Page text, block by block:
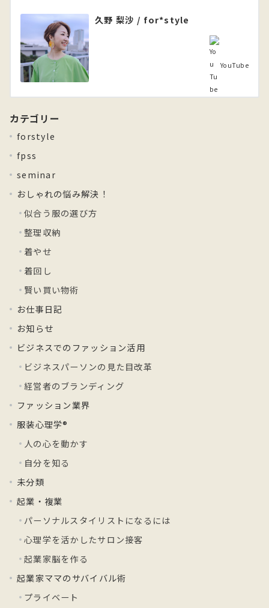
久野 梨沙 / for*style
YouTube
カテゴリー
forstyle
fpss
seminar
おしゃれの悩み解決！
似合う服の選び方
整理収納
着やせ
着回し
賢い買い物術
お仕事日記
お知らせ
ビジネスでのファッション活用
ビジネスパーソンの見た目改革
経営者のブランディング
ファッション業界
服装心理学®
人の心を動かす
自分を知る
未分類
起業・複業
パーソナルスタイリストになるには
心理学を活かしたサロン接客
起業家脳を作る
起業家ママのサバイバル術
プライベート